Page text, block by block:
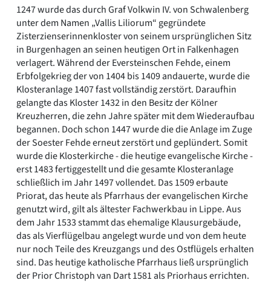
Suchbegriff eingeben
1247 wurde das durch Graf Volkwin IV. von Schwalenberg
unter dem Namen „Vallis Liliorum“ gegründete
Zisterzienserinnenkloster von seinem ursprünglichen Sitz
in Burgenhagen an seinen heutigen Ort in Falkenhagen
verlagert. Während der Eversteinschen Fehde, einem
Erbfolgekrieg der von 1404 bis 1409 andauerte, wurde die
Klosteranlage 1407 fast vollständig zerstört. Daraufhin
gelangte das Kloster 1432 in den Besitz der Kölner
Kreuzherren, die zehn Jahre später mit dem Wiederaufbau
begannen. Doch schon 1447 wurde die die Anlage im Zuge
der Soester Fehde erneut zerstört und geplündert. Somit
wurde die Klosterkirche - die heutige evangelische Kirche -
erst 1483 fertiggestellt und die gesamte Klosteranlage
schließlich im Jahr 1497 vollendet. Das 1509 erbaute
Priorat, das heute als Pfarrhaus der evangelischen Kirche
genutzt wird, gilt als ältester Fachwerkbau in Lippe. Aus
dem Jahr 1533 stammt das ehemalige Klausurgebäude,
das als Vierflügelbau angelegt wurde und von dem heute
nur noch Teile des Kreuzgangs und des Ostflügels erhalten
sind. Das heutige katholische Pfarrhaus ließ ursprünglich
der Prior Christoph van Dart 1581 als Priorhaus errichten.